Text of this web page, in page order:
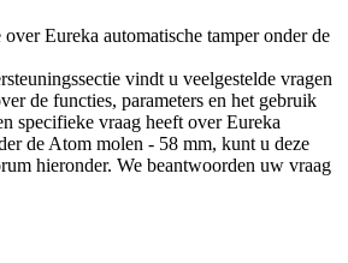
Eureka automatische tamper onder de
vindt u veelgestelde vragen
de functies, parameters en het gebruik
specifieke vraag heeft over Eureka
de Atom molen - 58 mm, kunt u deze
hieronder. We beantwoorden uw vraag